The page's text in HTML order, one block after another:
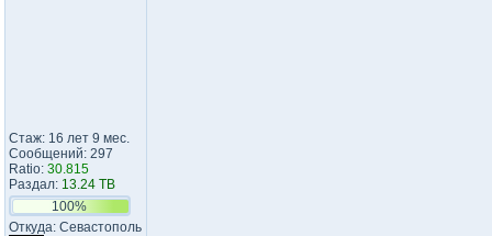
Стаж: 16 лет 9 мес.
Сообщений: 297
Ratio: 30.815
Раздал: 13.24 TB
100%
Откуда: Севастополь